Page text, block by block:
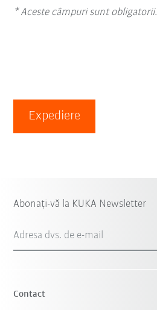
* Aceste câmpuri sunt obligatorii.
Expediere
Abonați-vă la KUKA Newsletter
Adresa dvs. de e-mail
Contact